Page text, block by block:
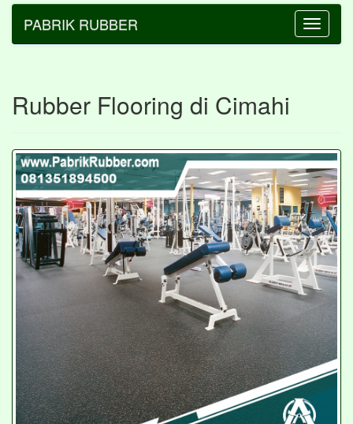
Toggle
PABRIK RUBBER
Rubber Flooring di Cimahi